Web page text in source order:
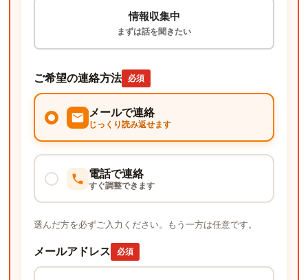
情報収集中
まずは話を聞きたい
ご希望の連絡方法 必須
メールで連絡
じっくり読み返せます
電話で連絡
すぐ調整できます
選んだ方を必ずご入力ください。もう一方は任意です。
メールアドレス 必須